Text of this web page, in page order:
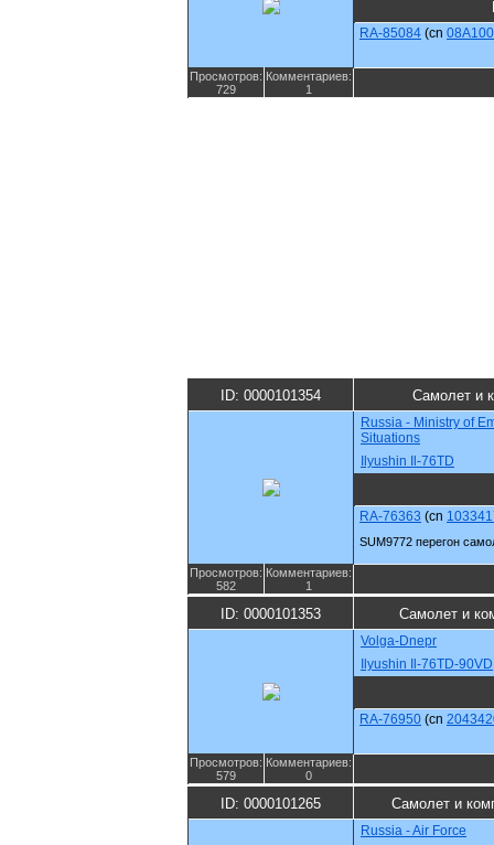
RA-85084 (cn
Просмотров:
729
Комментариев:
1
ID: 0000101354 Самолет и
Russia - Ministry of
Situations
Ilyushin Il-76TD
RA-76363 (cn
SUM9772 перегон
Просмотров:
582
Комментариев:
1
ID: 0000101353 Самолет и
Volga-Dnepr
Ilyushin Il-76TD-90VD
RA-76950 (cn
Просмотров:
579
Комментариев:
0
ID: 0000101265 Самолет и
Russia - Air Force